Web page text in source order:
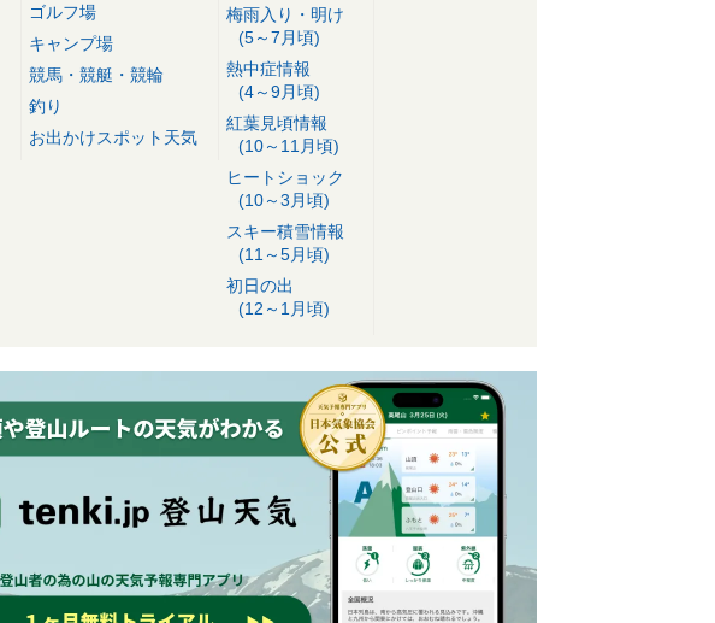
ゴルフ場
キャンプ場
競馬・競艇・競輪
釣り
お出かけスポット天気
梅雨入り・明け
(5～7月頃)
熱中症情報
(4～9月頃)
紅葉見頃情報
(10～11月頃)
ヒートショック
(10～3月頃)
スキー積雪情報
(11～5月頃)
初日の出
(12～1月頃)